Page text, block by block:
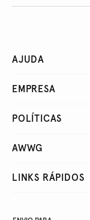
AJUDA
EMPRESA
POLÍTICAS
AWWG
LINKS RÁPIDOS